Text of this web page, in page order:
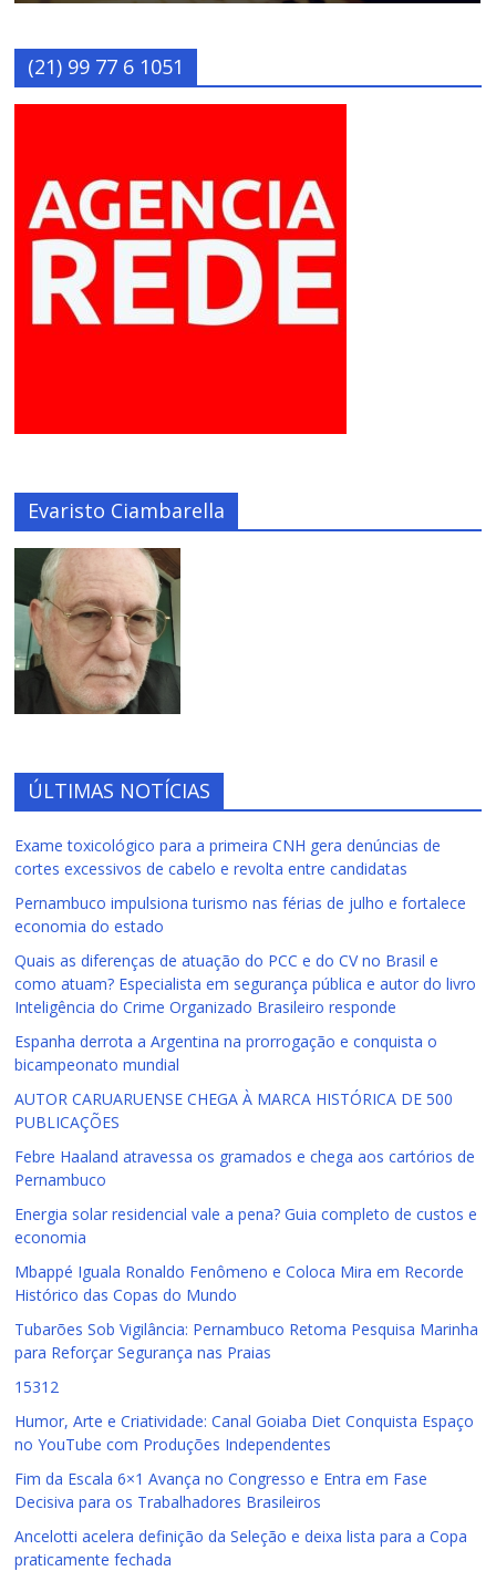
(21) 99 77 6 1051
Evaristo Ciambarella
ÚLTIMAS NOTÍCIAS
Exame toxicológico para a primeira CNH gera denúncias de
cortes excessivos de cabelo e revolta entre candidatas
Pernambuco impulsiona turismo nas férias de julho e fortalece
economia do estado
Quais as diferenças de atuação do PCC e do CV no Brasil e
como atuam? Especialista em segurança pública e autor do livro
Inteligência do Crime Organizado Brasileiro responde
Espanha derrota a Argentina na prorrogação e conquista o
bicampeonato mundial
AUTOR CARUARUENSE CHEGA À MARCA HISTÓRICA DE 500
PUBLICAÇÕES
Febre Haaland atravessa os gramados e chega aos cartórios de
Pernambuco
Energia solar residencial vale a pena? Guia completo de custos e
economia
Mbappé Iguala Ronaldo Fenômeno e Coloca Mira em Recorde
Histórico das Copas do Mundo
Tubarões Sob Vigilância: Pernambuco Retoma Pesquisa Marinha
para Reforçar Segurança nas Praias
15312
Humor, Arte e Criatividade: Canal Goiaba Diet Conquista Espaço
no YouTube com Produções Independentes
Fim da Escala 6×1 Avança no Congresso e Entra em Fase
Decisiva para os Trabalhadores Brasileiros
Ancelotti acelera definição da Seleção e deixa lista para a Copa
praticamente fechada